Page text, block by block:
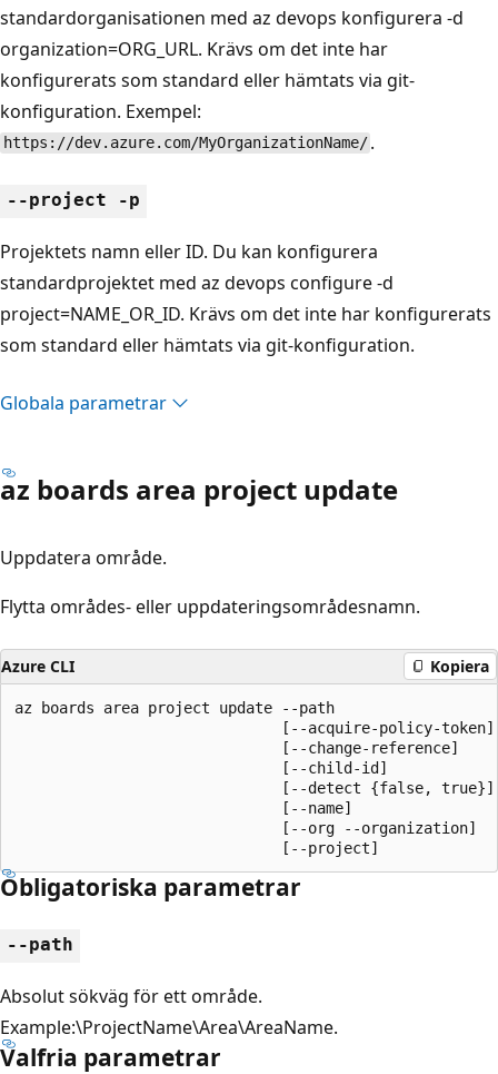
standardorganisationen med az devops konfigurera -d
organization=ORG_URL. Krävs om det inte har
konfigurerats som standard eller hämtats via git-
konfiguration. Exempel:
https://dev.azure.com/MyOrganizationName/ .
--project -p
Projektets namn eller ID. Du kan konfigurera
standardprojektet med az devops configure -d
project=NAME_OR_ID. Krävs om det inte har konfigurerats
som standard eller hämtats via git-konfiguration.
Globala parametrar
az boards area project update
Uppdatera område.
Flytta områdes- eller uppdateringsområdesnamn.
Azure CLI Kopiera
az boards area project update --path
                              [--acquire-policy-token]
                              [--change-reference]
                              [--child-id]
                              [--detect {false, true}]
                              [--name]
                              [--org --organization]
                              [--project]
Obligatoriska parametrar
--path
Absolut sökväg för ett område.
Example:\ProjectName\Area\AreaName.
Valfria parametrar